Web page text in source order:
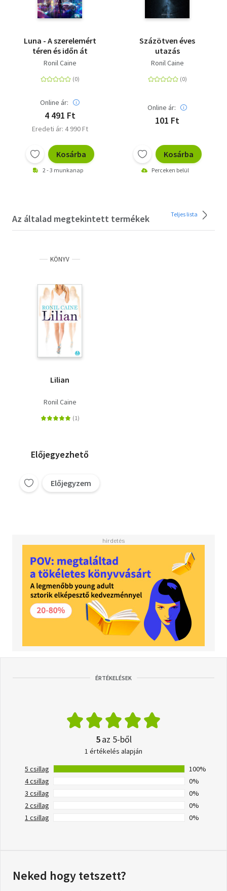
Luna - A szerelemért
téren és időn át
Ronil Caine
Online ár:
4 491 Ft
Eredeti ár: 4 990 Ft
Kosárba
2 - 3 munkanap
Százötven éves
utazás
Ronil Caine
Online ár:
101 Ft
Kosárba
Perceken belül
Az általad megtekintett termékek Teljes lista
KÖNYV
Lilian
Ronil Caine
Előjegyezhető
Előjegyzem
ÉRTÉKELÉSEK
5az 5-ből
1 értékelés alapján
5 csillag
100%
4 csillag
0%
3 csillag
0%
2 csillag
0%
1 csillag
0%
Neked hogy tetszett?